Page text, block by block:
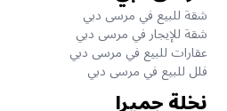
شقة للبيع في مرسى دبي
شقة للإيجار في مرسى دبي
عقارات للبيع في مرسى دبي
فلل للبيع في مرسى دبي